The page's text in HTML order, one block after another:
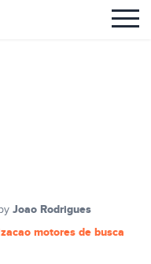
by Joao Rodrigues
motores de busca